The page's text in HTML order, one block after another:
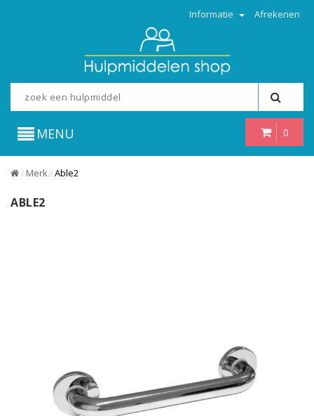
Informatie Afrekenen
0
MENU
/ Merk / Able2
ABLE2